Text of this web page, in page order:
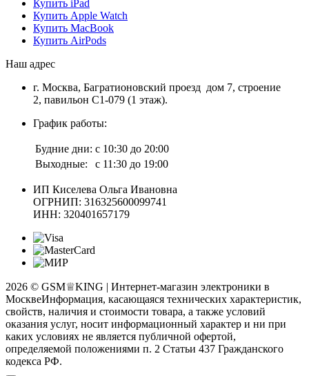
Купить iPad
Купить Apple Watch
Купить MacBook
Купить AirPods
Наш адрес
г. Москва, Багратионовский проезд дом 7, строение
2, павильон С1-079 (1 этаж).
График работы:
Будние дни: с 10:30 до 20:00
Выходные:
с 11:30 до 19:00
ИП Киселева Ольга Ивановна
ОГРНИП: 316325600099741
ИНН: 320401657179
2026 © GSM♕KING | Интернет-магазин электроники в
МосквеИнформация, касающаяся технических характеристик,
свойств, наличия и стоимости товара, а также условий
оказания услуг, носит информационный характер и ни при
каких условиях не является публичной офертой,
определяемой положениями п. 2 Статьи 437 Гражданского
кодекса РФ.